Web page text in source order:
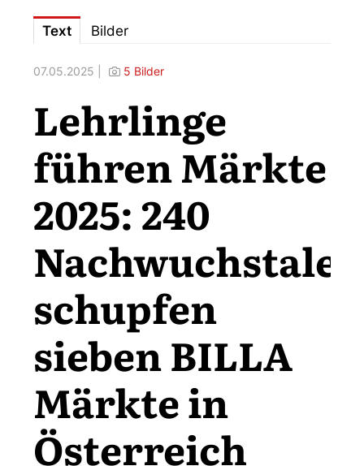
Downloads
Fotos – Vorstand
Kontakt
Text Bilder
07.05.2025 | 5 Bilder
Lehrlinge
führen Märkte
2025: 240
schupfen
sieben BILLA
Märkte in
Österreich